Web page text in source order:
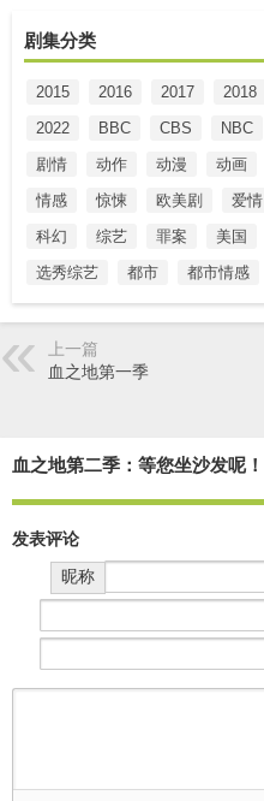
剧集分类
2015 2016 2017 2018
2022
BBC CBS NBC
剧情
动作 动漫 动画
情感
惊悚 欧美剧 爱情
科幻
综艺 罪案 美国
选秀综艺
都市 都市情感
上一篇
血之地第一季
血之地第二季：等您坐沙发呢！
发表评论
昵称